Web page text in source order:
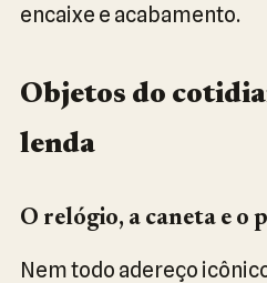
encaixe e acabamento.
Objetos do
lenda
O relógio, a caneta e o
Nem todo adereço